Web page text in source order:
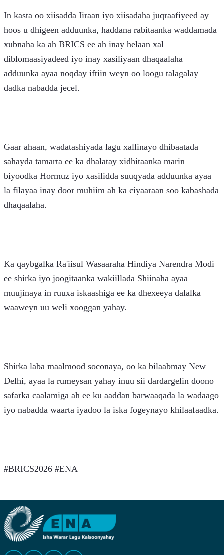
In kasta oo xiisadda Iiraan iyo xiisadaha juqraafiyeed ay
hoos u dhigeen adduunka, haddana rabitaanka waddamada
xubnaha ka ah BRICS ee ah inay helaan xal
diblomaasiyadeed iyo inay xasiliyaan dhaqaalaha
adduunka ayaa noqday iftiin weyn oo loogu talagalay
dadka nabadda jecel.
Gaar ahaan, wadatashiyada lagu xallinayo dhibaatada
sahayda tamarta ee ka dhalatay xidhitaanka marin
biyoodka Hormuz iyo xasilidda suuqyada adduunka ayaa
la filayaa inay door muhiim ah ka ciyaaraan soo kabashada
dhaqaalaha.
Ka qaybgalka Ra'iisul Wasaaraha Hindiya Narendra Modi
ee shirka iyo joogitaanka wakiillada Shiinaha ayaa
muujinaya in ruuxa iskaashiga ee ka dhexeeya dalalka
waaweyn uu weli xooggan yahay.
Shirka laba maalmood soconaya, oo ka bilaabmay New
Delhi, ayaa la rumeysan yahay inuu sii dardargelin doono
safarka caalamiga ah ee ku aaddan barwaaqada la wadaago
iyo nabadda waarta iyadoo la iska fogeynayo khilaafaadka.
#BRICS2026 #ENA